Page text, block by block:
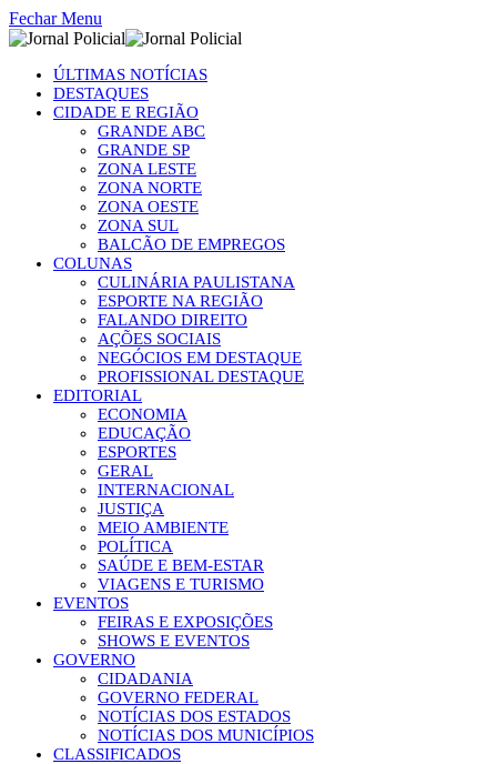
Fechar Menu
ÚLTIMAS NOTÍCIAS
DESTAQUES
CIDADE E REGIÃO
GRANDE ABC
GRANDE SP
ZONA LESTE
ZONA NORTE
ZONA OESTE
ZONA SUL
BALCÃO DE EMPREGOS
COLUNAS
CULINÁRIA PAULISTANA
ESPORTE NA REGIÃO
FALANDO DIREITO
AÇÕES SOCIAIS
NEGÓCIOS EM DESTAQUE
PROFISSIONAL DESTAQUE
EDITORIAL
ECONOMIA
EDUCAÇÃO
ESPORTES
GERAL
INTERNACIONAL
JUSTIÇA
MEIO AMBIENTE
POLÍTICA
SAÚDE E BEM-ESTAR
VIAGENS E TURISMO
EVENTOS
FEIRAS E EXPOSIÇÕES
SHOWS E EVENTOS
GOVERNO
CIDADANIA
GOVERNO FEDERAL
NOTÍCIAS DOS ESTADOS
NOTÍCIAS DOS MUNICÍPIOS
CLASSIFICADOS